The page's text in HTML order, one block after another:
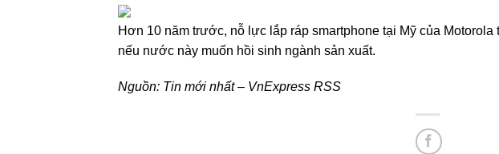
Hơn 10 năm trước, nỗ lực lắp ráp smartphone tại Mỹ của
nếu nước này muốn hồi sinh ngành sản xuất.
Nguồn: Tin mới nhất – VnExpress RSS